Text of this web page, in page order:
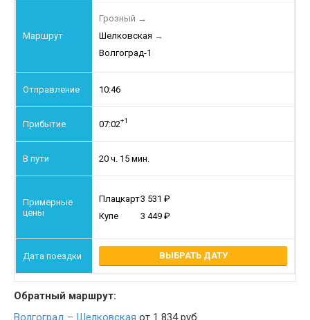
Грозный →
Шелковская →
Волгоград-1
10:46
07:02+1
20 ч. 15 мин.
Плацкарт3 531
Купе
3 449
ВЫБРАТЬ ДАТУ
Обратный маршрут:
Волгоград – Шелковская от 1 834 руб.